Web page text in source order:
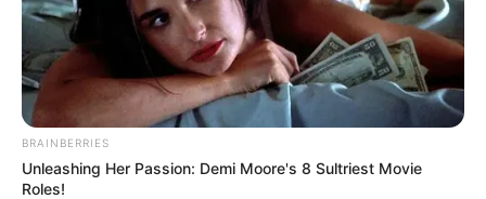
ΤΑΥΤΟΤΗΤΑ ΚΑΙ ΕΠΙΚΟΙΝΩΝΙΑ ΟΡΟΙ ΧΡΗΣΗΣ
BRAINBERRIES
Unleashing Her Passion: Demi Moore's 8 Sultriest Movie
Roles!